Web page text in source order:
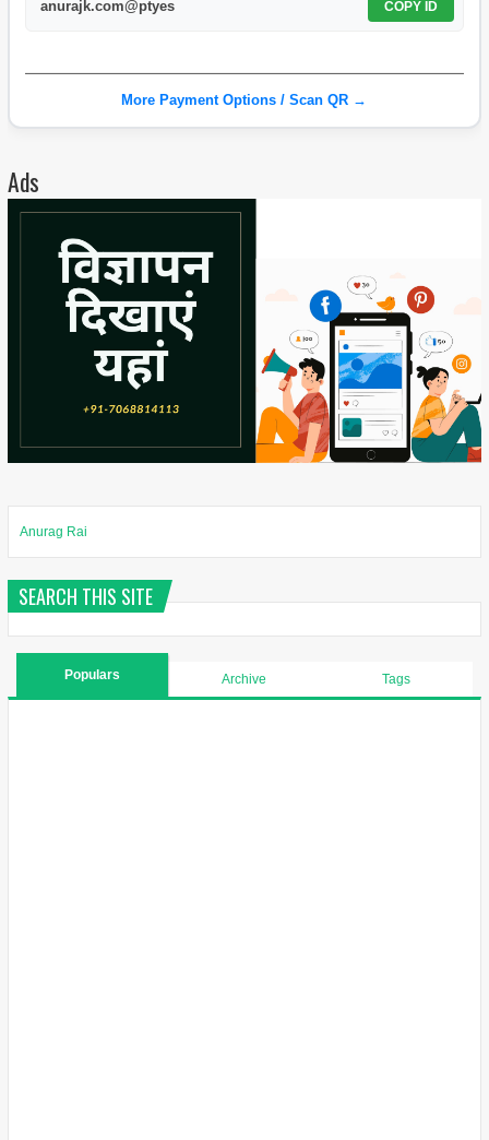
anurajk.com@ptyes COPY ID
More Payment Options / Scan QR →
Ads
Anurag Rai
SEARCH THIS SITE
Populars Archive Tags